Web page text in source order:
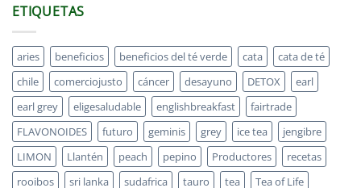
ETIQUETAS
aries beneficios beneficios del té verde cata
cata de té
chile
comerciojusto cáncer desayuno DETOX
earl
earl grey
eligesaludable englishbreakfast
fairtrade
FLAVONOIDES
futuro geminis grey ice tea
jengibre
LIMON
Llantén peach pepino Productores
recetas
rooibos
sri lanka sudafrica tauro tea
Tea of Life